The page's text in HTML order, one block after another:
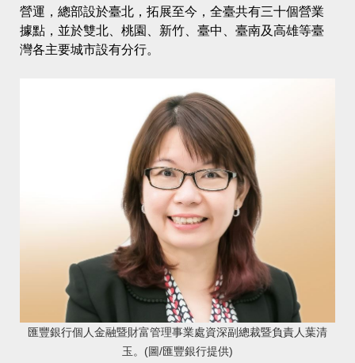
營運，總部設於臺北，拓展至今，全臺共有三十個營業
據點，並於雙北、桃園、新竹、臺中、臺南及高雄等臺
灣各主要城市設有分行。
匯豐銀行個人金融暨財富管理事業處資深副總裁暨負責人葉清
玉。(圖/匯豐銀行提供)